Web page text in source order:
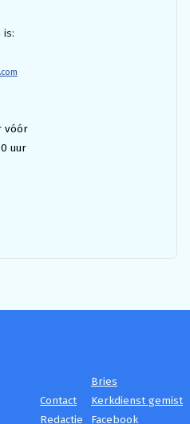
is:
vóór
uur
Contact
Redactie
Bries
Kerkdienst gemist
Facebook